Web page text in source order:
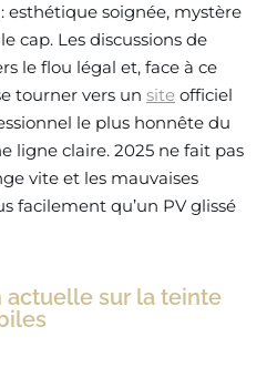
esthétique soignée, mystère
cap. Les discussions de
le flou légal et, face à ce
tourner vers un site officiel
le plus honnête du
ligne claire. 2025 ne fait pas
vite et les mauvaises
facilement qu’un PV glissé
sur la teinte